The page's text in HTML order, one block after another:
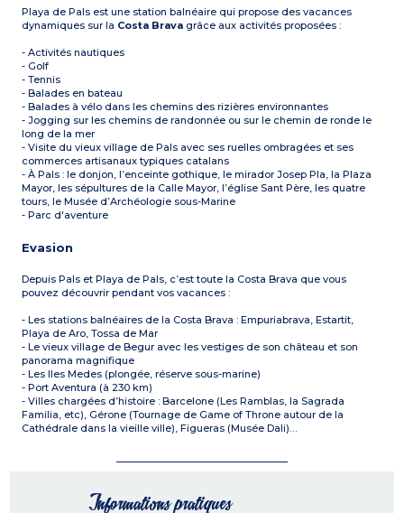
Playa de Pals est une station balnéaire qui propose des vacances
dynamiques sur la Costa Brava grâce aux activités proposées :
- Activités nautiques
- Golf
- Tennis
- Balades en bateau
- Balades à vélo dans les chemins des rizières environnantes
- Jogging sur les chemins de randonnée ou sur le chemin de ronde le
long de la mer
- Visite du vieux village de Pals avec ses ruelles ombragées et ses
commerces artisanaux typiques catalans
- À Pals : le donjon, l’enceinte gothique, le mirador Josep Pla, la Plaza
Mayor, les sépultures de la Calle Mayor, l’église Sant Père, les quatre
tours, le Musée d’Archéologie sous-Marine
- Parc d'aventure
Evasion
Depuis Pals et Playa de Pals, c’est toute la Costa Brava que vous
pouvez découvrir pendant vos vacances :
- Les stations balnéaires de la Costa Brava : Empuriabrava, Estartit,
Playa de Aro, Tossa de Mar
- Le vieux village de Begur avec les vestiges de son château et son
panorama magnifique
- Les Iles Medes (plongée, réserve sous-marine)
- Port Aventura (à 230 km)
- Villes chargées d’histoire : Barcelone (Les Ramblas, la Sagrada
Familia, etc), Gérone (Tournage de Game of Throne autour de la
Cathédrale dans la vieille ville), Figueras (Musée Dali)…
Informations pratiques